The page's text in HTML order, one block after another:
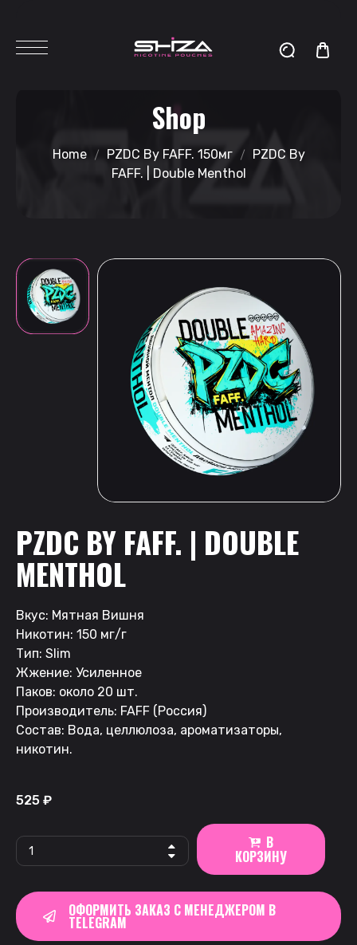
Shop
Home PZDC By FAFF. 150мг
PZDC By
FAFF. | Double Menthol
PZDC BY FAFF. | DOUBLE
MENTHOL
Вкус: Мятная Вишня
Никотин: 150 мг/г
Тип: Slim
Жжение: Усиленное
Паков: около 20 шт.
Производитель: FAFF (Россия)
Состав: Вода, целлюлоза, ароматизаторы,
никотин.
525 ₽
В
КОРЗИНУ
ОФОРМИТЬ ЗАКАЗ С МЕНЕДЖЕРОМ В
TELEGRAM